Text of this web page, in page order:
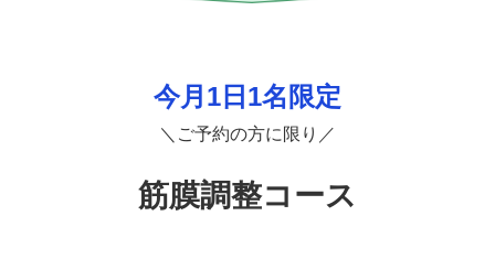
今月1日1名限定
＼ご予約の方に限り／
筋膜調整コース